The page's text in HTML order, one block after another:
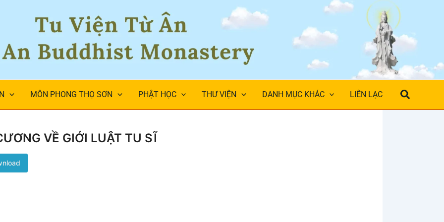
MÔN PHONG THỌ SƠN PHẬT HỌC THƯ VIỆN DANH MỤC KHÁC LIÊN LẠC Search
VỀ GIỚI LUẬT TU SĨ